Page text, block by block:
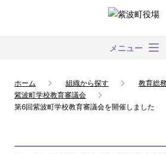
メニュー
ホーム 組織から探す
教育総
紫波町学校教育審議会
第6回紫波町学校教育審議会を開催しました